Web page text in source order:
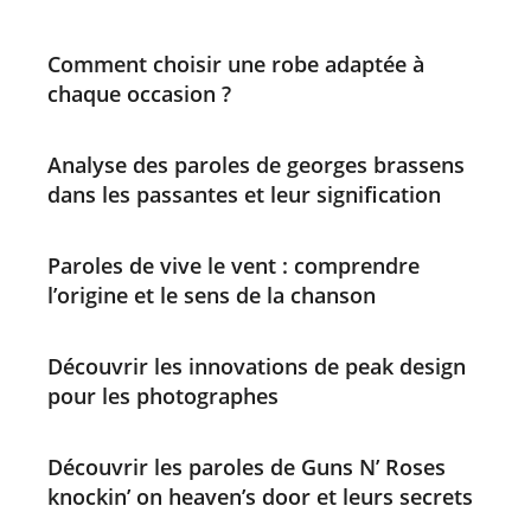
Comment choisir une robe adaptée à
chaque occasion ?
Analyse des paroles de georges brassens
dans les passantes et leur signification
Paroles de vive le vent : comprendre
l’origine et le sens de la chanson
Découvrir les innovations de peak design
pour les photographes
Découvrir les paroles de Guns N’ Roses
knockin’ on heaven’s door et leurs secrets